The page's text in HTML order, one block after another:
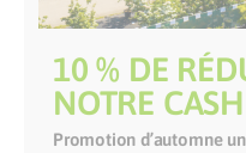
10 % DE
NOTRE
Promotion d’automne